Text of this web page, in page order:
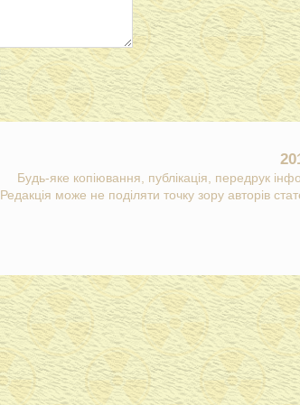
Будь-яке копіювання, публікація, передрук
Редакція може не поділяти точку зору авторів